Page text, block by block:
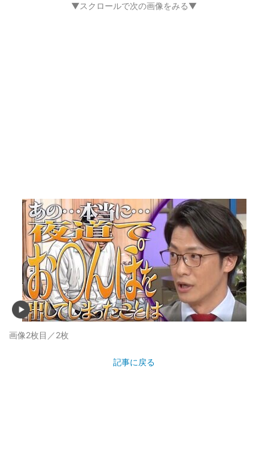
▼スクロールで次の画像をみる▼
画像2枚目／2枚
記事に戻る